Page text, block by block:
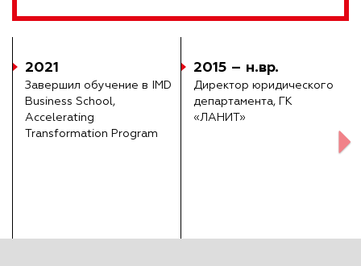
2021
Завершил обучение в IMD
Business School,
Accelerating
Transformation Program
2015 – н.вр.
Директор юридического
департамента, ГК
«ЛАНИТ»